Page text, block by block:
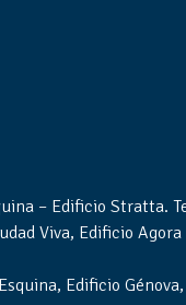
– Edificio Stratta.
Viva, Edificio
Edificio